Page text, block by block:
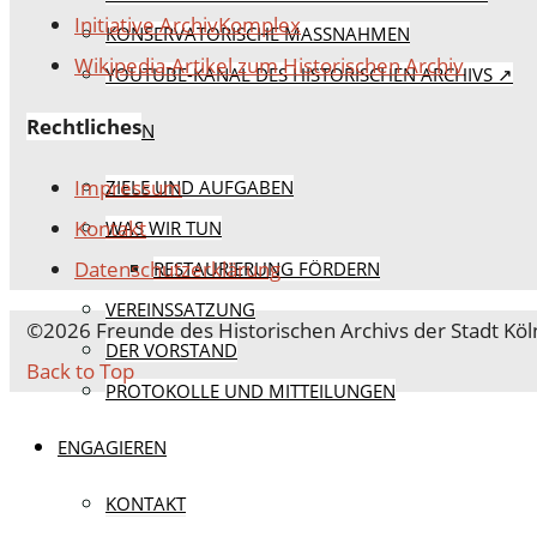
KONSERVATORISCHE MASSNAHMEN
YOUTUBE-KANAL DES HISTORISCHEN ARCHIVS ↗
DER VEREIN
ZIELE UND AUFGABEN
WAS WIR TUN
RESTAURIERUNG FÖRDERN
VEREINSSATZUNG
DER VORSTAND
PROTOKOLLE UND MITTEILUNGEN
ENGAGIEREN
KONTAKT
Initiative ArchivKomplex
Wikipedia-Artikel zum Historischen Archiv
Rechtliches
Impressum
Kontakt
Datenschutz­erklärung
©2026 Freunde des Historischen Archivs der Stadt
Back to Top